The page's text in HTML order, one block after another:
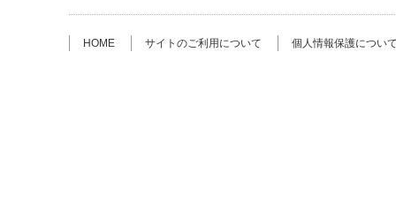
HOME サイトのご利用について 個人情報保護につい